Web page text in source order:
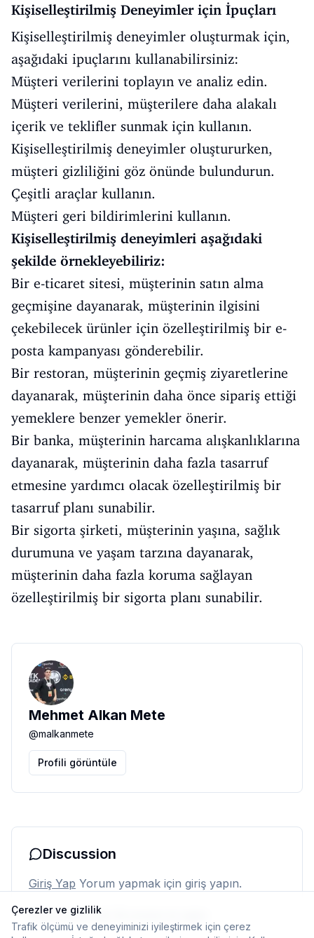
Kişiselleştirilmiş Deneyimler için İpuçları
Kişiselleştirilmiş deneyimler oluşturmak için,
aşağıdaki ipuçlarını kullanabilirsiniz:
Müşteri verilerini toplayın ve analiz edin.
Müşteri verilerini, müşterilere daha alakalı
içerik ve teklifler sunmak için kullanın.
Kişiselleştirilmiş deneyimler oluştururken,
müşteri gizliliğini göz önünde bulundurun.
Çeşitli araçlar kullanın.
Müşteri geri bildirimlerini kullanın.
Kişiselleştirilmiş deneyimleri aşağıdaki
şekilde örnekleyebiliriz:
Bir e-ticaret sitesi, müşterinin satın alma
geçmişine dayanarak, müşterinin ilgisini
çekebilecek ürünler için özelleştirilmiş bir e-
posta kampanyası gönderebilir.
Bir restoran, müşterinin geçmiş ziyaretlerine
dayanarak, müşterinin daha önce sipariş ettiği
yemeklere benzer yemekler önerir.
Bir banka, müşterinin harcama alışkanlıklarına
dayanarak, müşterinin daha fazla tasarruf
etmesine yardımcı olacak özelleştirilmiş bir
tasarruf planı sunabilir.
Bir sigorta şirketi, müşterinin yaşına, sağlık
durumuna ve yaşam tarzına dayanarak,
müşterinin daha fazla koruma sağlayan
özelleştirilmiş bir sigorta planı sunabilir.
Mehmet Alkan Mete
@malkanmete
Profili görüntüle
Discussion
Giriş Yap Yorum yapmak için giriş yapın.
Henüz yorum yok. İlk yorumu siz yapın.
Çerezler ve gizlilik
Trafik ölçümü ve deneyiminizi iyileştirmek için çerez